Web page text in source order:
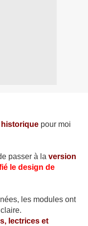
pour moi
passer à la version
le design de
les modules ont
lectrices et